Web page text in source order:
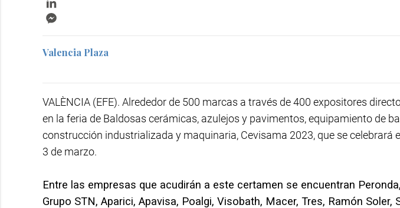
Valencia Plaza
VALÈNCIA (EFE). Alrededor de 500 marcas a través de 400 expositores
en la feria de Baldosas cerámicas, azulejos y pavimentos, equipamiento de
construcción industrializada y maquinaria, Cevisama 2023, que se celebrará
3 de marzo.
Entre las empresas que acudirán a este certamen se encuentran
Grupo STN, Aparici, Apavisa, Poalgi, Visobath, Macer, Tres, Ramón Soler,